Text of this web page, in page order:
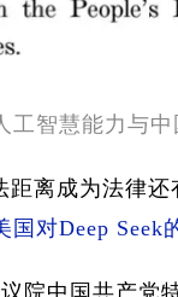
工智慧能力与
距离成为法律
国对Deep Seek